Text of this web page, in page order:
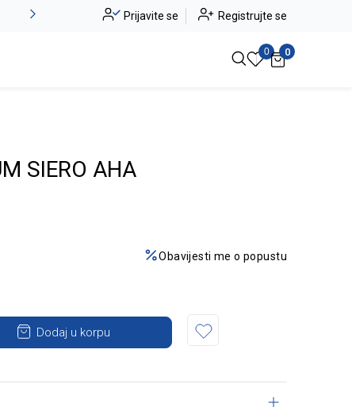
Alma Ras do -50% Pogledaj više
Prijavite se Registrujte se
0 0
SIERO AHA
Obavijesti me o popustu
Dodaj u korpu